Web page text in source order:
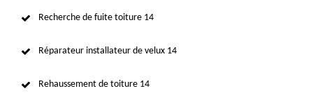
Recherche de fuite toiture 14
Réparateur installateur de velux 14
Rehaussement de toiture 14